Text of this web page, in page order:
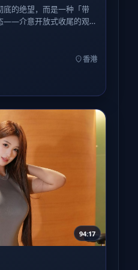
底的绝望，而是一种「带
——介意开放式收尾的观
香港
94:17